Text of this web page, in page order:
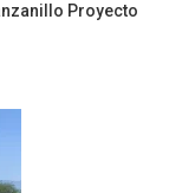
Proyecto